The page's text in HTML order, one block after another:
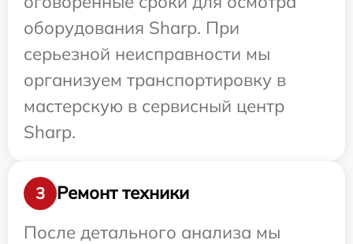
оборудования Sharp. При
серьезной неисправности мы
организуем транспортировку в
мастерскую в сервисный центр
Sharp.
3
Ремонт техники
После детального анализа мы